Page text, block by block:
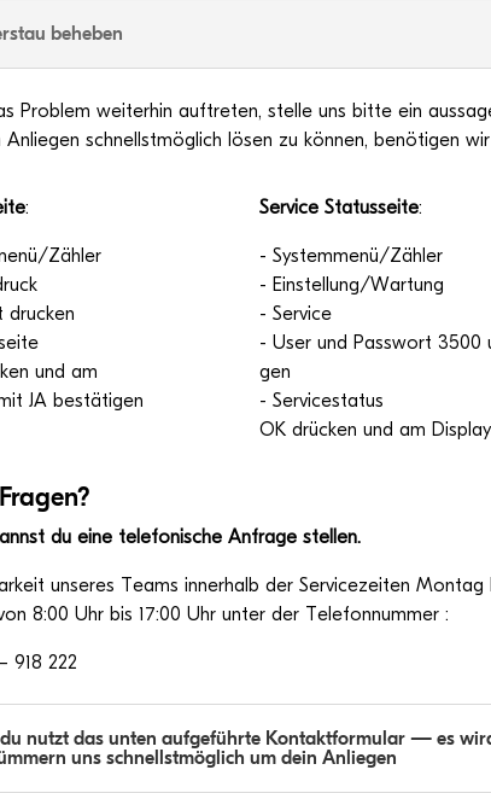
beheben
Pro­blem wei­ter­hin auf­tre­ten, stelle uns bitte ein
Anlie­gen schnellst­mög­lich lösen zu kön­nen, benö­ti­gen
:
Zähler
dru­cken
und am
JA bestätigen
Ser­vice Sta­tus­seite:
- Systemmenü/Zähler
- Einstellung/Wartung
- Ser­vice
- User und Pass­wort
gen
- Ser­vice­sta­tus
OK drü­cken und am
du eine tele­fo­ni­sche Anfrage stellen.
unse­res Teams inner­halb der Ser­vice­zei­ten
8:00 Uhr bis 17:00 Uhr unter der Telefonnummer :
918 222
nutzt das unten auf­ge­führte Kon­takt­for­mu­lar — es
uns schnellst­mög­lich um dein Anliegen